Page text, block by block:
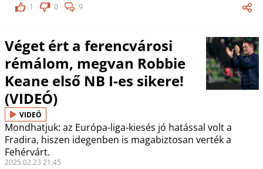
1
0 9
Véget ért a ferencvárosi
rémálom, megvan Robbie
Keane első NB I-es sikere!
(VIDEÓ)
VIDEÓ
Mondhatjuk: az Európa-liga-kiesés jó hatással volt a
Fradira, hiszen idegenben is magabiztosan verték a
Fehérvárt.
2025.02.23 21:45